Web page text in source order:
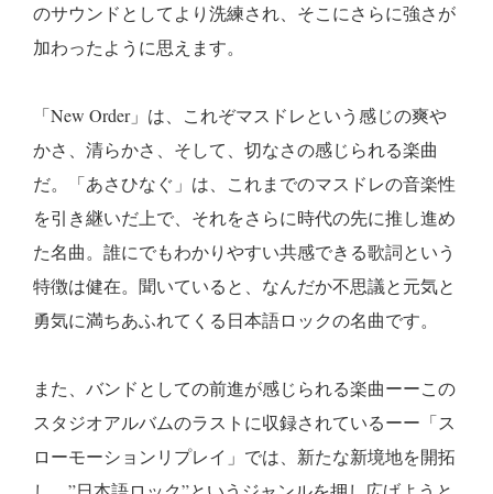
のサウンドとしてより洗練され、そこにさらに強さが
加わったように思えます。
「New Order」は、これぞマスドレという感じの爽や
かさ、清らかさ、そして、切なさの感じられる楽曲
だ。「あさひなぐ」は、これまでのマスドレの音楽性
を引き継いだ上で、それをさらに時代の先に推し進め
た名曲。誰にでもわかりやすい共感できる歌詞という
特徴は健在。聞いていると、なんだか不思議と元気と
勇気に満ちあふれてくる日本語ロックの名曲です。
また、バンドとしての前進が感じられる楽曲ーーこの
スタジオアルバムのラストに収録されているーー「ス
ローモーションリプレイ」では、新たな新境地を開拓